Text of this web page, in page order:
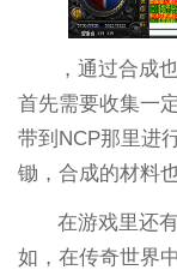
，通过合成
首先需要收集一
带到NCP那里进
锄，合成的材料
在游戏里还
如，在传奇世界